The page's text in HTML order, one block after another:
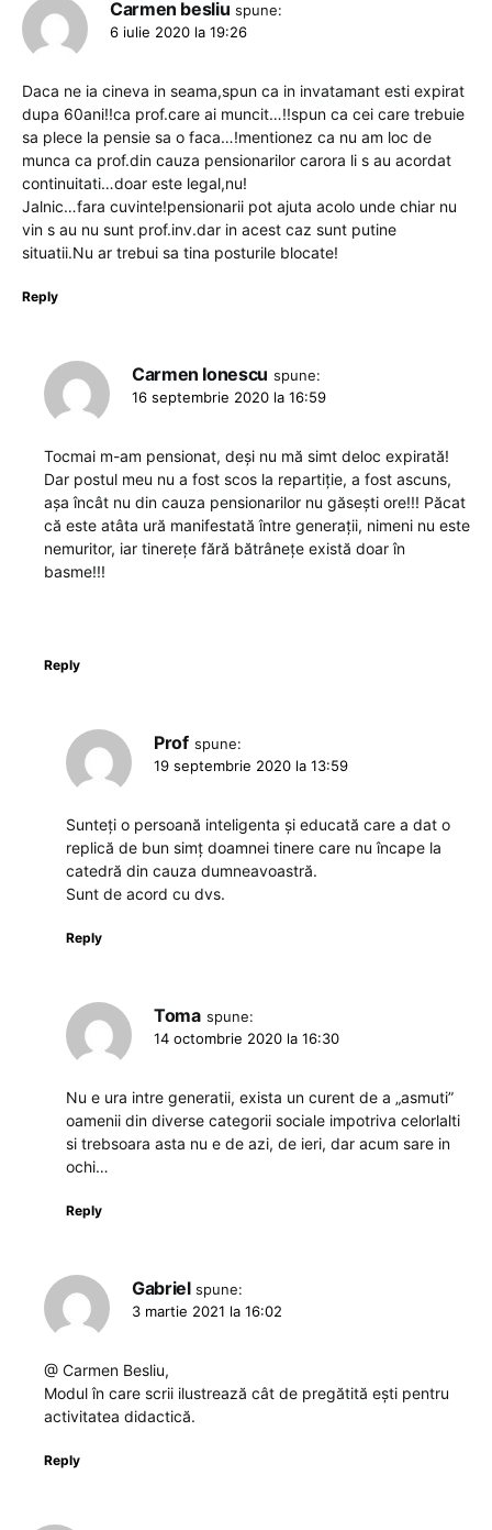
Carmen besliu spune:
6 iulie 2020 la 19:26
Daca ne ia cineva in seama,spun ca in invatamant esti expirat
dupa 60ani!!ca prof.care ai muncit…!!spun ca cei care trebuie
sa plece la pensie sa o faca…!mentionez ca nu am loc de
munca ca prof.din cauza pensionarilor carora li s au acordat
continuitati…doar este legal,nu!
Jalnic…fara cuvinte!pensionarii pot ajuta acolo unde chiar nu
vin s au nu sunt prof.inv.dar in acest caz sunt putine
situatii.Nu ar trebui sa tina posturile blocate!
Reply
Carmen Ionescu spune:
16 septembrie 2020 la 16:59
Tocmai m-am pensionat, deși nu mă simt deloc expirată!
Dar postul meu nu a fost scos la repartiție, a fost ascuns,
așa încât nu din cauza pensionarilor nu găsești ore!!! Păcat
că este atâta ură manifestată între generații, nimeni nu este
nemuritor, iar tinerețe fără bătrânețe există doar în
basme!!!
Reply
Prof spune:
19 septembrie 2020 la 13:59
Sunteți o persoană inteligenta și educată care a dat o
replică de bun simț doamnei tinere care nu încape la
catedră din cauza dumneavoastră.
Sunt de acord cu dvs.
Reply
Toma spune:
14 octombrie 2020 la 16:30
Nu e ura intre generatii, exista un curent de a „asmuti”
oamenii din diverse categorii sociale impotriva celorlalti
si trebsoara asta nu e de azi, de ieri, dar acum sare in
ochi…
Reply
Gabriel spune:
3 martie 2021 la 16:02
@ Carmen Besliu,
Modul în care scrii ilustrează cât de pregătită ești pentru
activitatea didactică.
Reply